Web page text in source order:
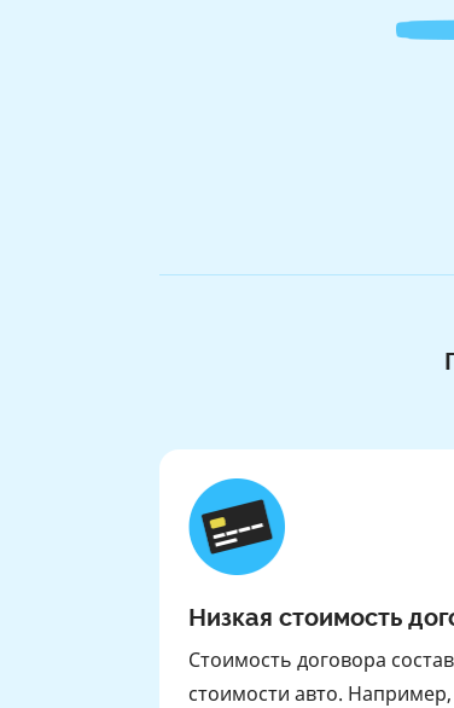
Низкая стоимость
Стоимость договора
стоимости авто.